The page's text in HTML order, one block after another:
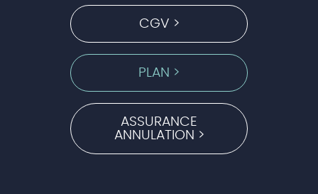
CGV >
PLAN >
ASSURANCE
ANNULATION >